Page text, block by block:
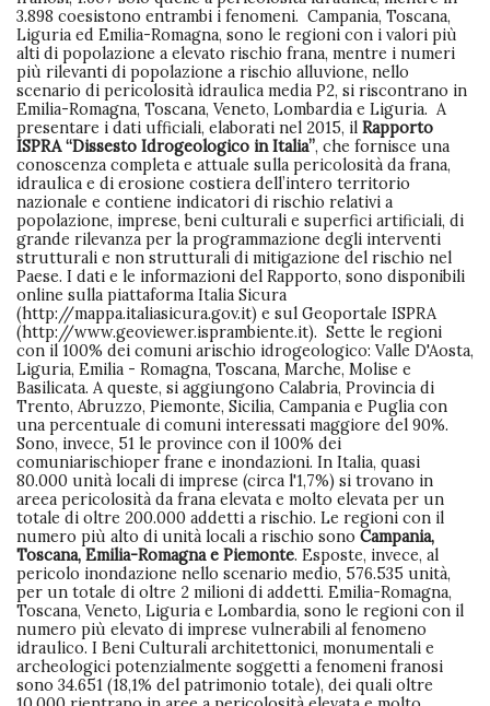
3.898 coesistono entrambi i fenomeni. Campania, Toscana,
Liguria ed Emilia-Romagna, sono le regioni con i valori più
alti di popolazione a elevato rischio frana, mentre i numeri
più rilevanti di popolazione a rischio alluvione, nello
scenario di pericolosità idraulica media P2, si riscontrano in
Emilia-Romagna, Toscana, Veneto, Lombardia e Liguria. A
presentare i dati ufficiali, elaborati nel 2015, il Rapporto
ISPRA “Dissesto Idrogeologico in Italia”, che fornisce una
conoscenza completa e attuale sulla pericolosità da frana,
idraulica e di erosione costiera dell’intero territorio
nazionale e contiene indicatori di rischio relativi a
popolazione, imprese, beni culturali e superfici artificiali, di
grande rilevanza per la programmazione degli interventi
strutturali e non strutturali di mitigazione del rischio nel
Paese. I dati e le informazioni del Rapporto, sono disponibili
online sulla piattaforma Italia Sicura
(http://mappa.italiasicura.gov.it) e sul Geoportale ISPRA
(http://www.geoviewer.isprambiente.it). Sette le regioni
con il 100% dei comuni arischio idrogeologico: Valle D'Aosta,
Liguria, Emilia - Romagna, Toscana, Marche, Molise e
Basilicata. A queste, si aggiungono Calabria, Provincia di
Trento, Abruzzo, Piemonte, Sicilia, Campania e Puglia con
una percentuale di comuni interessati maggiore del 90%.
Sono, invece, 51 le province con il 100% dei
comuniarischioper frane e inondazioni. In Italia, quasi
80.000 unità locali di imprese (circa l'1,7%) si trovano in
areea pericolosità da frana elevata e molto elevata per un
totale di oltre 200.000 addetti a rischio. Le regioni con il
numero più alto di unità locali a rischio sono Campania,
Toscana, Emilia-Romagna e Piemonte. Esposte, invece, al
pericolo inondazione nello scenario medio, 576.535 unità,
per un totale di oltre 2 milioni di addetti. Emilia-Romagna,
Toscana, Veneto, Liguria e Lombardia, sono le regioni con il
numero più elevato di imprese vulnerabili al fenomeno
idraulico. I Beni Culturali architettonici, monumentali e
archeologici potenzialmente soggetti a fenomeni franosi
sono 34.651 (18,1% del patrimonio totale), dei quali oltre